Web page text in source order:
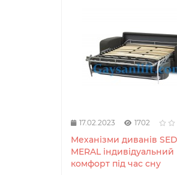
17.02.2023 1702
Механізми диванів
MERAL індивідуальний
комфорт під час сну